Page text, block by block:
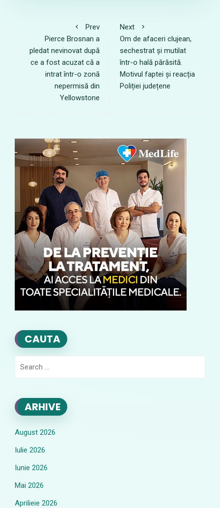
Prev
Pierce Brosnan a
pledat nevinovat după
ce a fost acuzat că a
intrat într-o zonă
nepermisă din
Yellowstone
Next
Om de afaceri clujean,
sechestrat și mutilat
într-o hală părăsită.
Motivul faptei și reacția
Poliției județene
CAUTA
ARHIVE
August 2026
Iulie 2026
Iunie 2026
Mai 2026
Aprilieie 2026